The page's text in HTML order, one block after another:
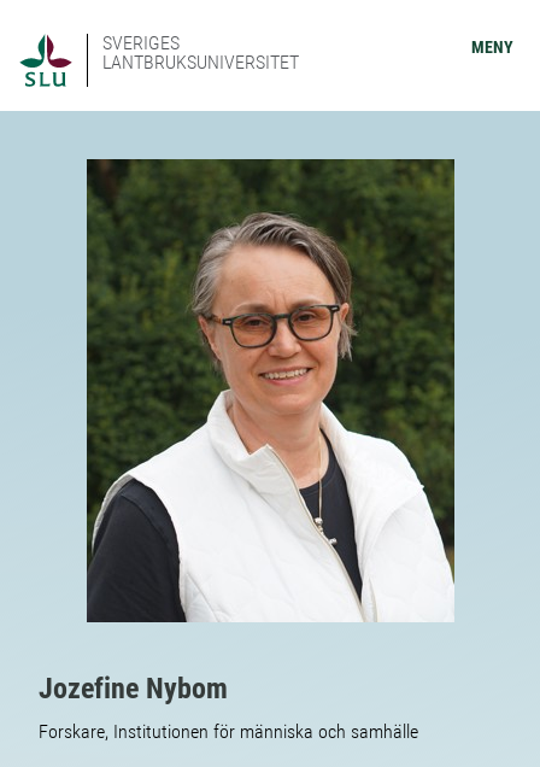
SVERIGES
LANTBRUKSUNIVERSITET
MENY
Jozefine Nybom
Forskare, Institutionen för människa och samhälle